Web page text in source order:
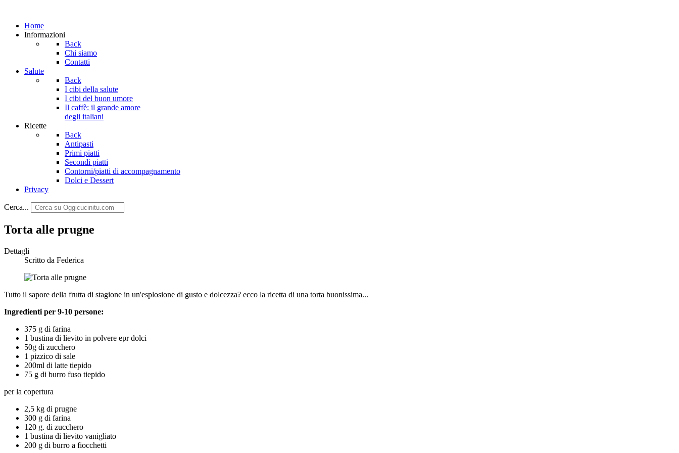
Home
Informazioni
Back
Chi siamo
Contatti
Salute
Back
I cibi della salute
I cibi del buon umore
Il caffè: il grande amore
degli italiani
Ricette
Back
Antipasti
Primi piatti
Secondi piatti
Contorni/piatti di accompagnamento
Dolci e Dessert
Privacy
Cerca...
Torta alle prugne
Dettagli
Scritto da Federica
Tutto il sapore della frutta di stagione in un'esplosione di gusto e dolcezza? ecco la ricetta di una torta buonissima...
Ingredienti per 9-10 persone:
375 g di farina
1 bustina di lievito in polvere epr dolci
50g di zucchero
1 pizzico di sale
200ml di latte tiepido
75 g di burro fuso tiepido
per la copertura
2,5 kg di prugne
300 g di farina
120 g. di zucchero
1 bustina di lievito vanigliato
200 g di burro a fiocchetti